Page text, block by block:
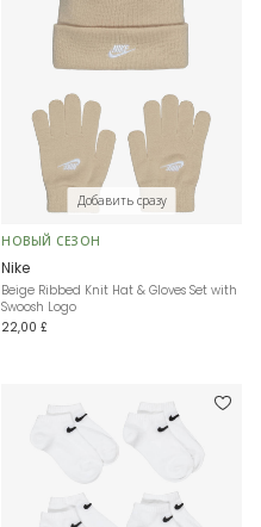
Добавить сразу
НОВЫЙ СЕЗОН
Nike
Beige Ribbed Knit Hat & Gloves Set with
Swoosh Logo
22,00 £